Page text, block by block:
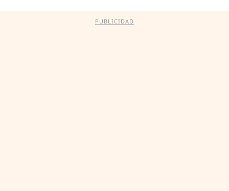
PUBLICIDAD